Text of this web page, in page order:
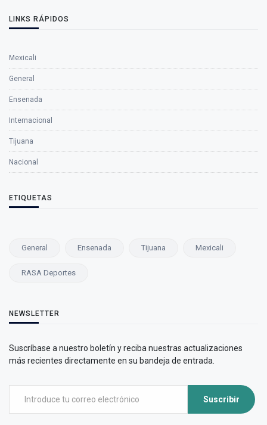
LINKS RÁPIDOS
Mexicali
General
Ensenada
Internacional
Tijuana
Nacional
ETIQUETAS
General Ensenada Tijuana Mexicali
RASA Deportes
NEWSLETTER
Suscríbase a nuestro boletín y reciba nuestras actualizaciones
más recientes directamente en su bandeja de entrada.
Suscribir